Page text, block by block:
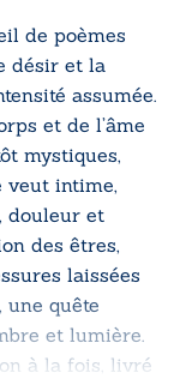
de poèmes
désir et la
assumée.
et de l’âme
mystiques,
veut intime,
douleur et
des êtres,
laissées
une quête
et lumière.
à la fois, livré